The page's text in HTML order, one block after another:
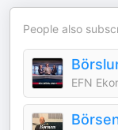
People also
EFN